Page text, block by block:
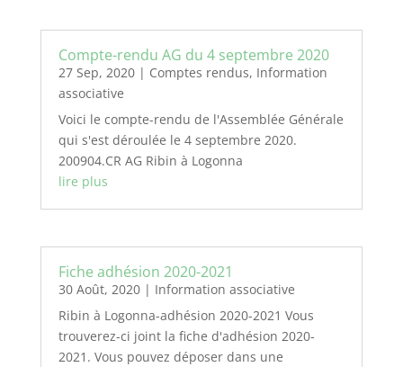
Compte-rendu AG du 4 septembre 2020
27 Sep, 2020| Comptes rendus, Information
associative
Voici le compte-rendu de l'Assemblée Générale
qui s'est déroulée le 4 septembre 2020.
200904.CR AG Ribin à Logonna
lire plus
Fiche adhésion 2020-2021
30 Août, 2020| Information associative
Ribin à Logonna-adhésion 2020-2021 Vous
trouverez-ci joint la fiche d'adhésion 2020-
2021. Vous pouvez déposer dans une